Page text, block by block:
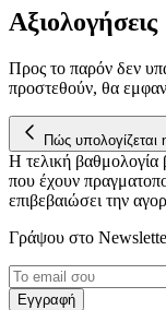
Αξιολογήσεις
Προς το παρόν δεν
προστεθούν, θα
Πώς υπολογίζεται
Η τελική βαθμολογία
που έχουν
επιβεβαιώσει την
Γράψου στο
Εγγραφή